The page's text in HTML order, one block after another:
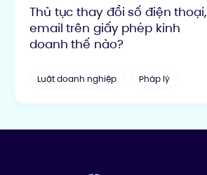
Thủ tục thay đổi số điện thoại,
email trên giấy phép kinh
doanh thế nào?
Luật doanh nghiệp Pháp lý